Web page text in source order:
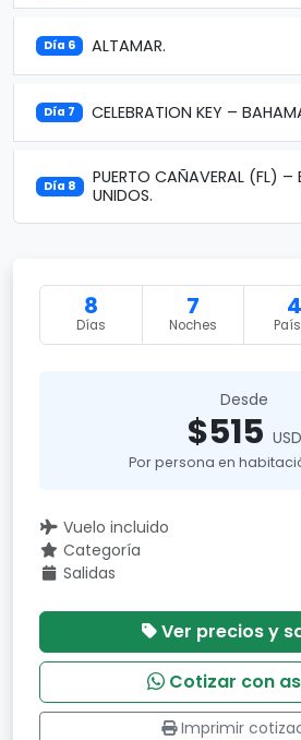
Día 6 ALTAMAR.
Día 7 CELEBRATION KEY –
Día 8
PUERTO CAÑAVERAL (FL) –
UNIDOS.
8
Días
7
Noches
4
Desde
$515 USD
Por persona en
Vuelo incluido
Categoría
Salidas
Ver precios y
Cotizar con
Imprimir